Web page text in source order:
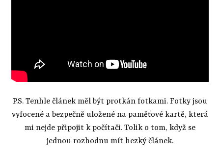
P.S. Tenhle článek měl být protkán fotkami. Fotky jsou
vyfocené a bezpečně uložené na paměťové kartě, která
mi nejde připojit k počítači. Tolik o tom, když se
jednou rozhodnu mít hezký článek.